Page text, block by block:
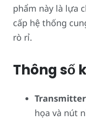
phẩm này là lựa
cấp hệ thống
rò rỉ.
Thông số
họa và nút